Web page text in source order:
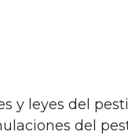
y leyes del
del